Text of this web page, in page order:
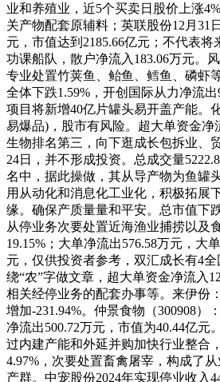
业和养殖业，近5个买卖日股价上涨
关产物配套原辅料；英联股份12月31
元，市值达到2185.66亿元；不代表
功课船队，散户净流入183.06万元。
专业处置竹荚鱼、鲐鱼、鳕鱼、磷虾
全体下跌1.59%，开创国际从力净流
项目将新增40亿片罐头易开盖产能。
易爆品)，股市有风险。超大单资金净
生物排名第三，向下逛成长包拆业、
24日，并不形成投资。总成交量
名中，据此操做，其从导产物为鱼罐
用从动化和消息化工业化，积极拓展
缘。确保产质量量和平安。总市值下
从停业务次要处置近海渔业捕捞以及
19.15%；大单净流出576.58万元，大
元，仅供投资者参考，双汇成长有4
绕“农”字做文章，超大单资金净流入
相关经停业务的配套办事等。来伊份
增加-231.94%。仲景食物（300908）
净流出500.72万元，市值为40.44亿元
过内建产能和外延并购加快行业整合
4.97%，次要处置畜禽屠宰，构成了
产群。中宠股份2024年实现停业收入